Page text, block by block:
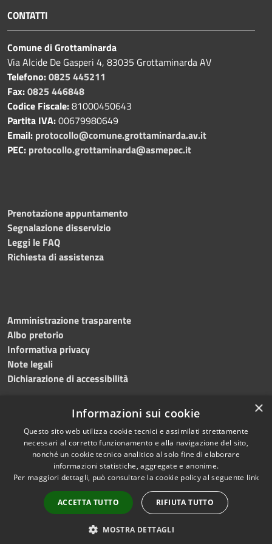
CONTATTI
Comune di Grottaminarda
Via Alcide De Gasperi 4, 83035 Grottaminarda AV
Telefono:0825 445211
Fax:0825 446848
Codice Fiscale:81000450643
Partita IVA:00679980649
Email: protocollo@comune.grottaminarda.av.it
PEC: protocollo.grottaminarda@asmepec.it
Prenotazione appuntamento
Segnalazione disservizio
Leggi le FAQ
Richiesta di assistenza
Amministrazione trasparente
Albo pretorio
Informativa privacy
Note legali
Dichiarazione di accessibilità
RSS
Accessibilità
Cookie
Mappa del sito
Numeri utili
Copyright © 2024 •
Comune diGrottaminarda
• Powered byMunicipium
•Redazione
×
Informazioni sui cookie
Questo sito web utilizza cookie tecnici e assimilati strettamente
necessari al corretto funzionamento e alla navigazione del sito,
nonché un cookie tecnico analitico al solo fine di elaborare
informazioni statistiche, aggregate e anonime.
Per maggiori dettagli, può consultare la cookie policy al seguente link
ACCETTA TUTTO RIFIUTA TUTTO
MOSTRA DETTAGLI